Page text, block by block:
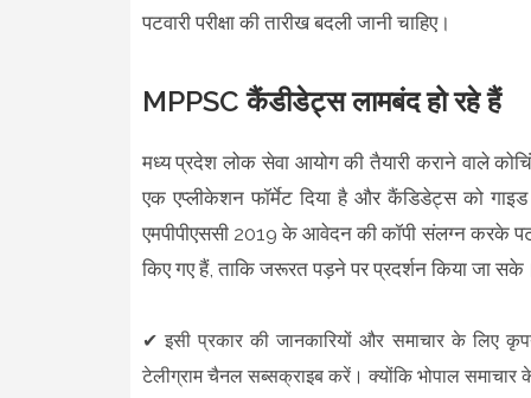
पटवारी परीक्षा की तारीख बदली जानी चाहिए।
MPPSC कैंडीडेट्स लामबंद हो रहे हैं
मध्य प्रदेश लोक सेवा आयोग की तैयारी कराने वाले
एक एप्लीकेशन फॉर्मेट दिया है और कैंडिडेट्स को गाइड
एमपीपीएससी 2019 के आवेदन की कॉपी संलग्न करके
किए गए हैं, ताकि जरूरत पड़ने पर प्रदर्शन किया जा
✔ इसी प्रकार की जानकारियों और समाचार के लिए
टेलीग्राम चैनल सब्सक्राइब करें। क्योंकि भोपाल